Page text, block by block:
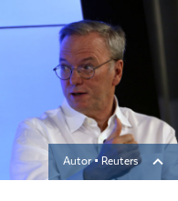
Autor ▪ Reuters